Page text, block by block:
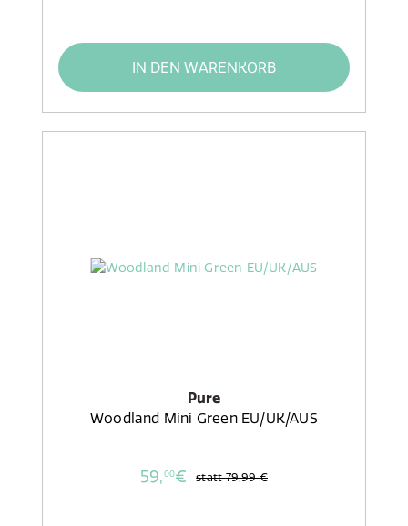
IN DEN WARENKORB
Pure
Woodland Mini Green EU/UK/AUS
59,00€ statt79,99 €